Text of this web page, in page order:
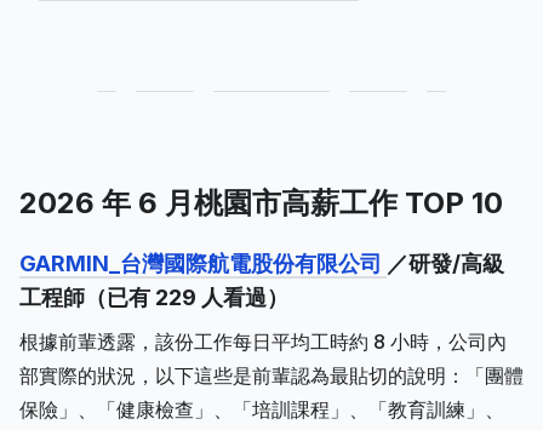
2026 年 6 月桃園市高薪工作 TOP 10
GARMIN_台灣國際航電股份有限公司 ／研發/高級
工程師（已有 229 人看過）
根據前輩透露，該份工作每日平均工時約 8 小時，公司內
部實際的狀況，以下這些是前輩認為最貼切的說明：「團體
保險」、「健康檢查」、「培訓課程」、「教育訓練」、